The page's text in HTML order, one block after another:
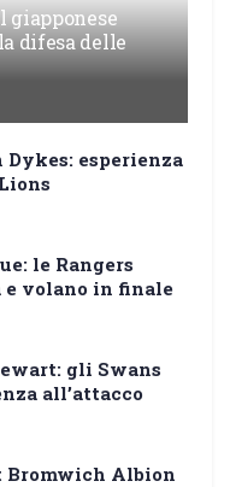
giapponese
difesa delle
esperienza
le Rangers
e volano in finale
gli Swans
all’attacco
Bromwich Albion